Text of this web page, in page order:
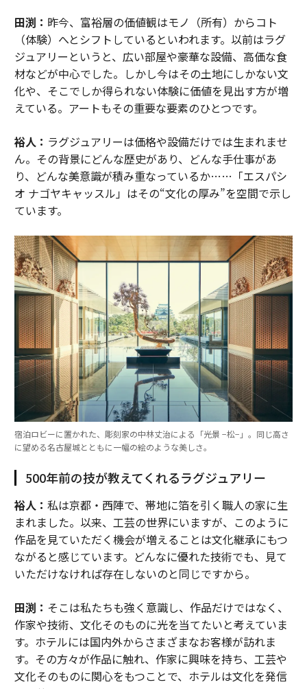
田渕： 昨今、富裕層の価値観はモノ（所有）からコト
（体験）へとシフトしているといわれます。以前はラグ
ジュアリーというと、広い部屋や豪華な設備、高価な食
材などが中心でした。しかし今はその土地にしかない文
化や、そこでしか得られない体験に価値を見出す方が増
えている。アートもその重要な要素のひとつです。
裕人： ラグジュアリーは価格や設備だけでは生まれませ
ん。その背景にどんな歴史があり、どんな手仕事があ
り、どんな美意識が積み重なっているか……「エスパシ
オ ナゴヤキャッスル」はその“文化の厚み”を空間で示し
ています。
宿泊ロビーに置かれた、彫刻家の中林丈治による「光景 −松−」。同じ高さ
に望める名古屋城とともに一幅の絵のような美しさ。
500年前の技が教えてくれるラグジュアリー
裕人： 私は京都・西陣で、帯地に箔を引く職人の家に生
まれました。以来、工芸の世界にいますが、このように
作品を見ていただく機会が増えることは文化継承にもつ
ながると感じています。どんなに優れた技術でも、見て
いただけなければ存在しないのと同じですから。
田渕： そこは私たちも強く意識し、作品だけではなく、
作家や技術、文化そのものに光を当てたいと考えていま
す。ホテルには国内外からさまざまなお客様が訪れま
す。その方々が作品に触れ、作家に興味を持ち、工芸や
文化そのものに関心をもつことで、ホテルは文化を発信